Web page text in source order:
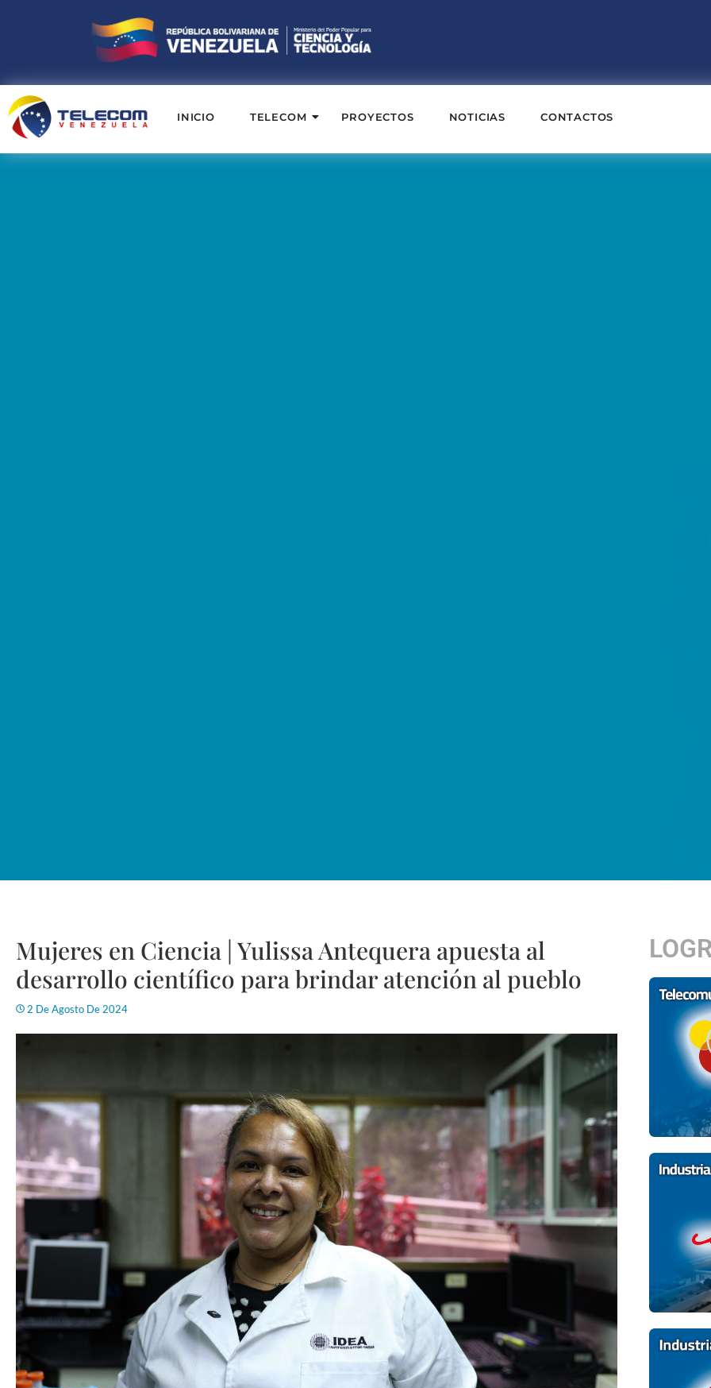
INICIO TELECOM PROYECTOS NOTICIAS CONTACTOS
Mujeres en Ciencia | Yulissa Antequera apuesta al
desarrollo científico para brindar atención al pueblo
2 De Agosto De 2024